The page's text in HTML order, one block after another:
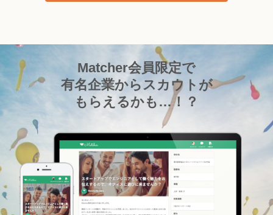
Matcher会員限定で
有名企業からスカウトが
もらえるかも…！？